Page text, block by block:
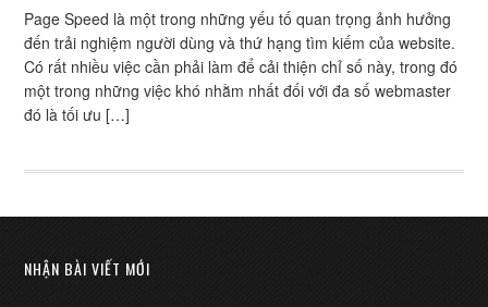
Page Speed là một trong những yếu tố quan trọng ảnh hưởng
đến trải nghiệm người dùng và thứ hạng tìm kiếm của website.
Có rất nhiều việc cần phải làm để cải thiện chỉ số này, trong đó
một trong những việc khó nhằm nhất đối với đa số webmaster
đó là tối ưu […]
NHẬN BÀI VIẾT MỚI